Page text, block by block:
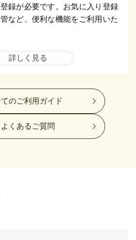
録が必要です。お気に入り登録
など、便利な機能をご利用いた
詳しく見る
のご利用ガイド
よくあるご質問